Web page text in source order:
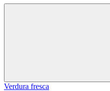
Verdura fresca